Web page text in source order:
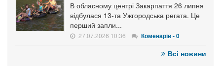
В обласному центрі Закарпаття 26 липня
відбулася 13-та Ужгородська регата. Це
перший запли...
27.07.2026 10:36 Коменарів - 0
Всі новини